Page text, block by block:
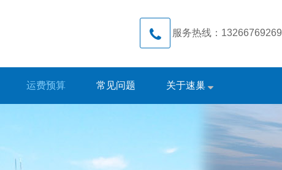
服务热线：13266769269
运费预算 常见问题 关于速巢